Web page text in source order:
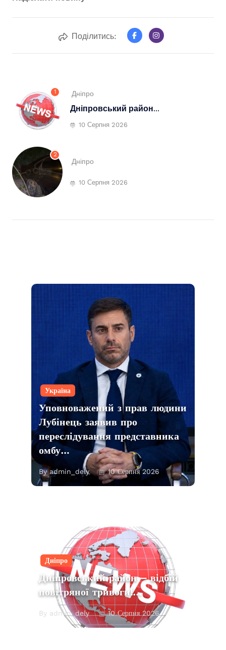
Поділитись:
1 Дніпро
Дніпровський район...
10 Серпня 2026
2
Дніпро
10 Серпня 2026
Україна
Уповноважений з прав людини
Лубінець заявив про
переслідування представника
омбу…
By admin_dely 10 Серпня 2026
Дніпро
Дніпровський район – відбій
повітряної тривоги!…
By admin_dely 10 Серпня 2026